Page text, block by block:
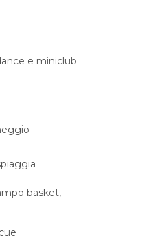
e miniclub
basket,